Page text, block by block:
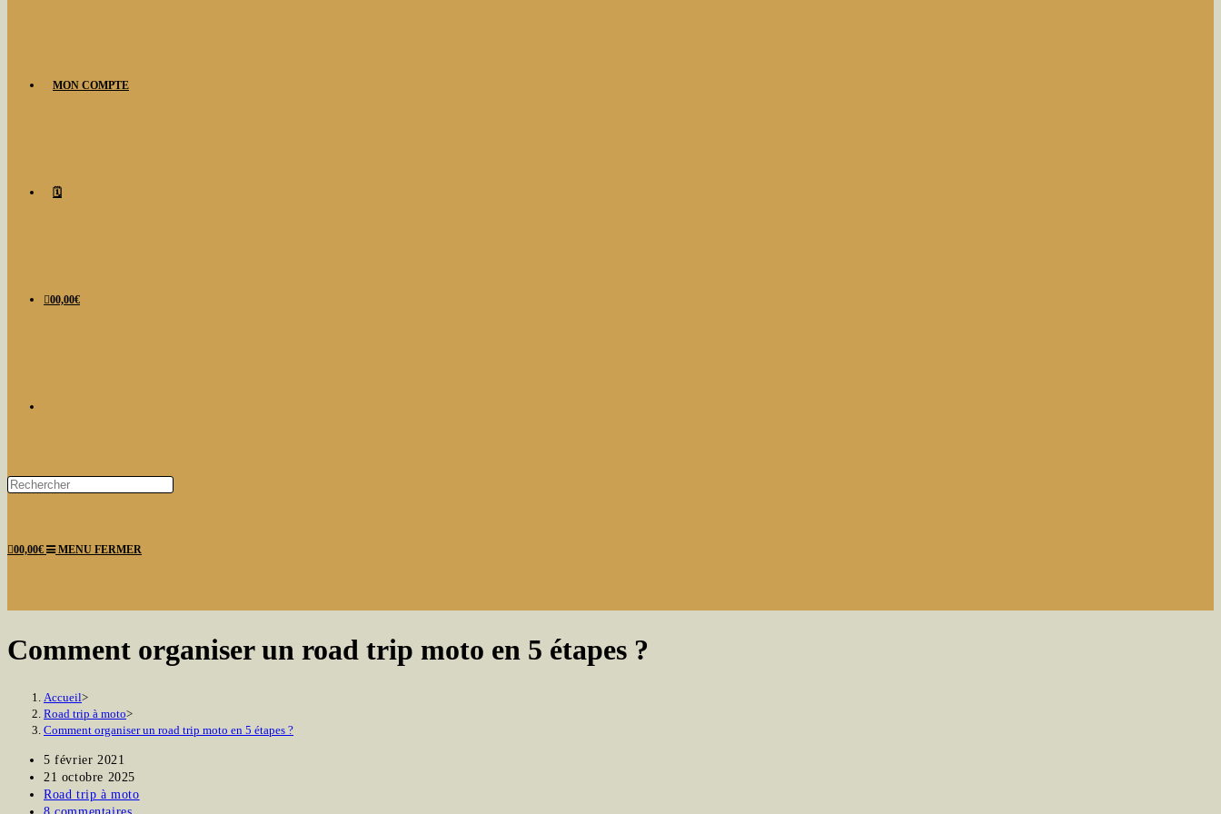
MON COMPTE
🗓️
00,00€
00,00€ MENU FERMER
Comment organiser un road trip moto en 5 étapes ?
Accueil>
Road trip à moto>
Comment organiser un road trip moto en 5 étapes ?
Publication
publiée :
5 février 2021
Dernière
modification
de
21 octobre 2025
Post
category:
Road trip à moto
Commentaires